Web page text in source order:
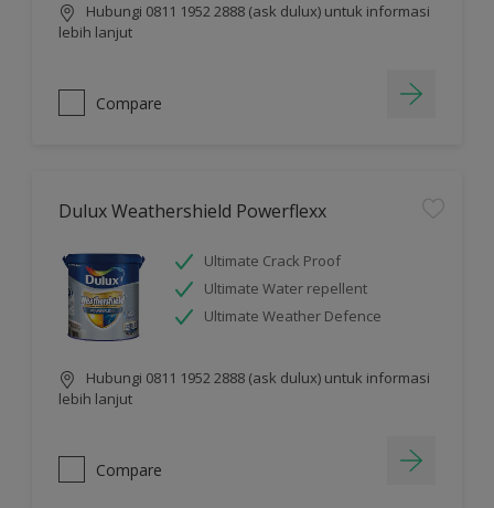
Hubungi 0811 1952 2888 (ask dulux) untuk informasi
lebih lanjut
Compare
Dulux Weathershield Powerflexx
Ultimate Crack Proof
Ultimate Water repellent
Ultimate Weather Defence
Hubungi 0811 1952 2888 (ask dulux) untuk informasi
lebih lanjut
Compare